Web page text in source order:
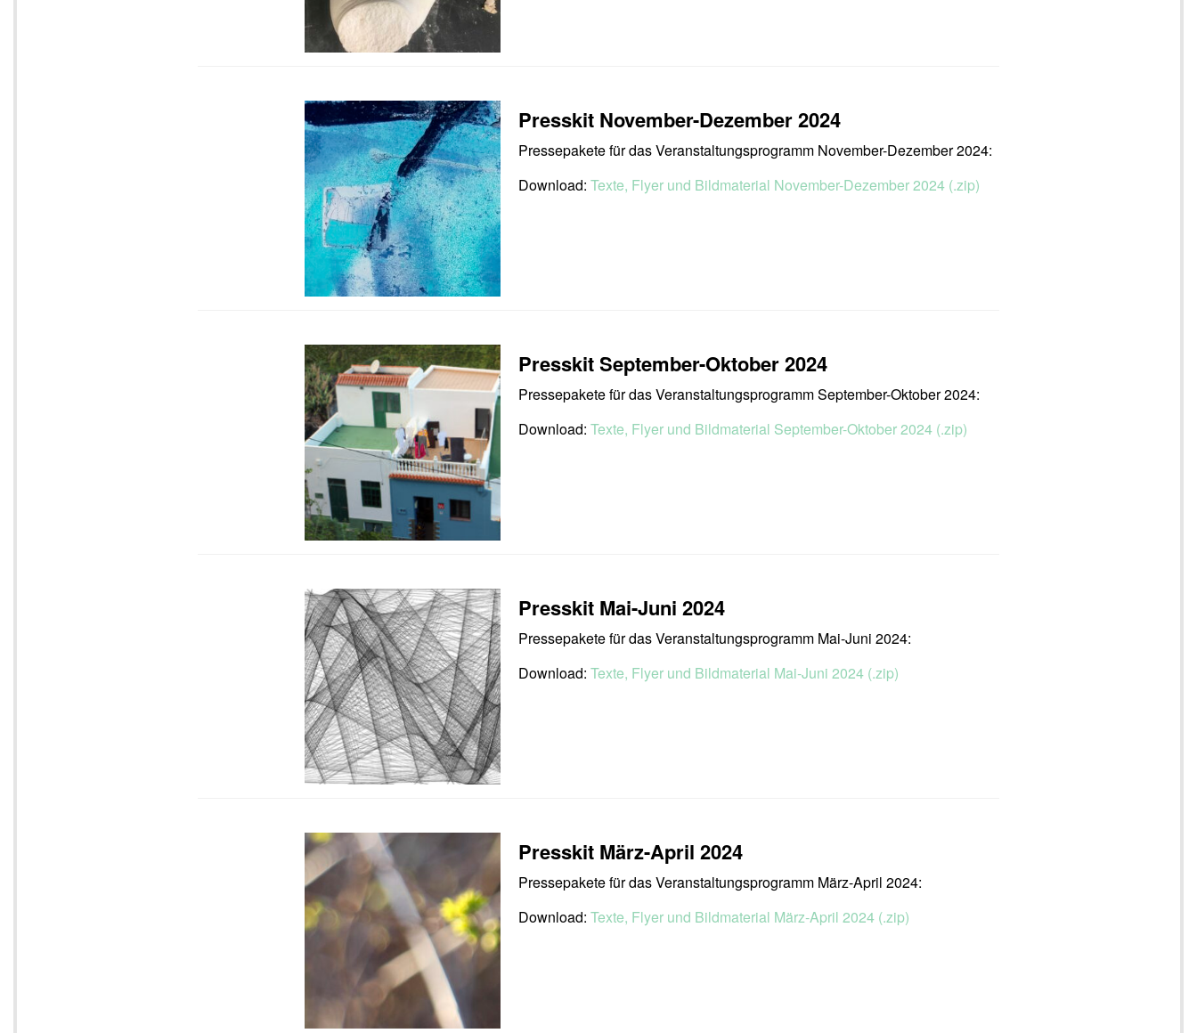
Presskit November-Dezember 2024
Pressepakete für das Veranstaltungsprogramm November-Dezember 2024:
Download: Texte, Flyer und Bildmaterial November-Dezember 2024 (.zip)
Presskit September-Oktober 2024
Pressepakete für das Veranstaltungsprogramm September-Oktober 2024:
Download: Texte, Flyer und Bildmaterial September-Oktober 2024 (.zip)
Presskit Mai-Juni 2024
Pressepakete für das Veranstaltungsprogramm Mai-Juni 2024:
Download: Texte, Flyer und Bildmaterial Mai-Juni 2024 (.zip)
Presskit März-April 2024
Pressepakete für das Veranstaltungsprogramm März-April 2024:
Download: Texte, Flyer und Bildmaterial März-April 2024 (.zip)